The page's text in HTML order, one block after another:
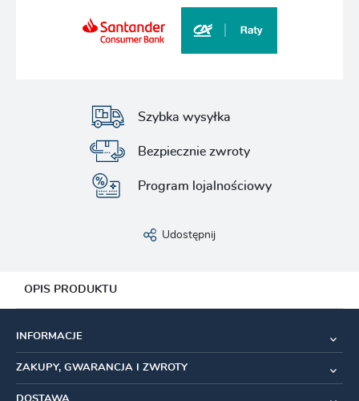
Szybka wysyłka
Bezpiecznie zwroty
Program lojalnościowy
Udostępnij
OPIS PRODUKTU
Elementoto coś więcej niż tylko kask – to połączenie
bezpieczeństwa i doskonałego komfortu. Stworzony we
idealnym wyborem dla zawodowców i ambitnych amatorów.
INFORMACJE
ZAKUPY, GWARANCJA I ZWROTY